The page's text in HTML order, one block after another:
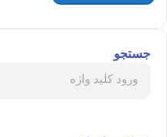
جستجو